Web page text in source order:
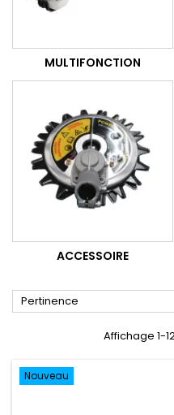
MULTIFONCTION
ACCESSOIRE
Pertinence
Affichage 1-
Nouveau